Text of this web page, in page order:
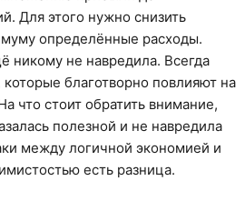
Для этого нужно снизить
определённые расходы.
никому не навредила. Всегда
благотворно повлияют на
что стоит обратить внимание,
полезной и не навредила
между логичной экономией и
есть разница.